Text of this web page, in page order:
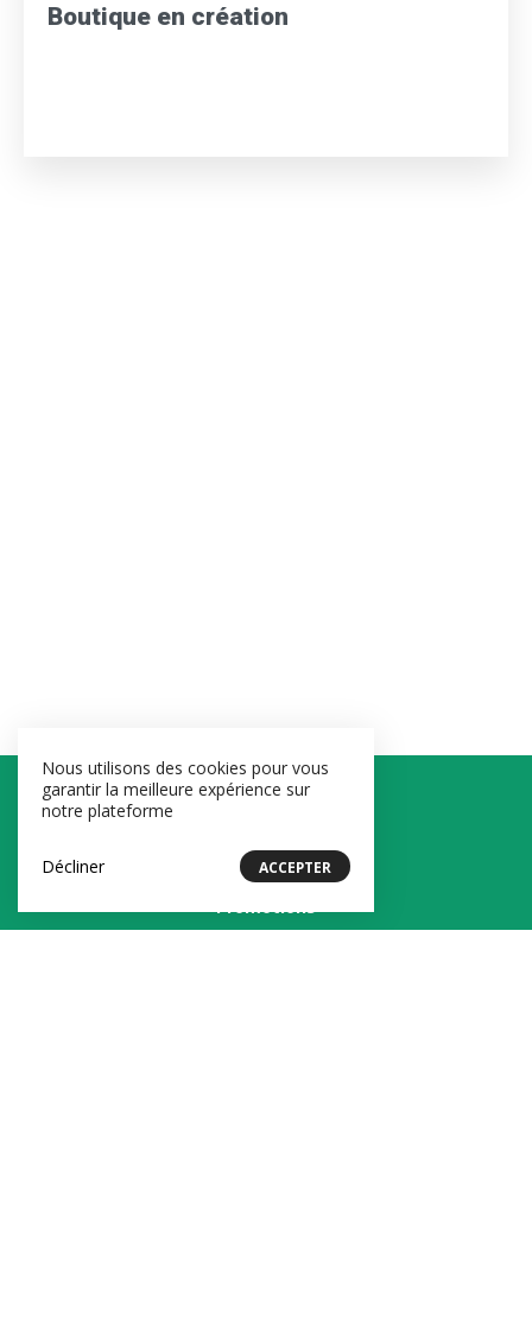
Boutique en création
Les produits
Promotions
Nous utilisons des cookies pour vous
garantir la meilleure expérience sur
notre plateforme
Décliner ACCEPTER